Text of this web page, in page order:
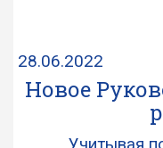
28.06.2022
Новое